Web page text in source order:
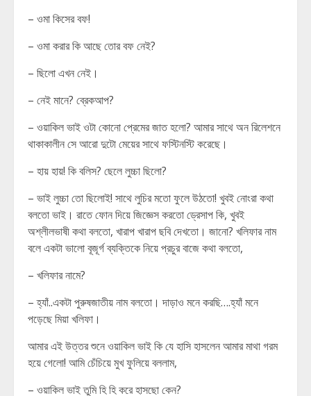
– ওমা কিসের বফ!
– ওমা করার কি আছে তোর বফ নেই?
– ছিলো এখন নেই।
– নেই মানে? ব্রেকআপ?
– ওয়াকিল ভাই ওটা কোনো প্রেমের জাত হলো? আমার সাথে অন রিলেশনে
থাকাকালীন সে আরো দুটো মেয়ের সাথে ফস্টিনস্টি করেছে।
– হায় হায়! কি বলিস? ছেলে লুচ্চা ছিলো?
– ভাই লুচ্চা তো ছিলোই! সাথে লুচির মতো ফুলে উঠতো! খুবই নোংরা কথা
বলতো ভাই। রাতে ফোন দিয়ে জিজ্ঞেস করতো ড্রেসাপ কি, খুবই
অশ্লীলভাষী কথা বলতো, খারাপ খারাপ ছবি দেখতো। জানো? খলিফার নাম
বলে একটা ভালো বূজূর্গ ব্যক্তিকে নিয়ে প্রচুর বাজে কথা বলতো,
– খলিফার নামে?
– হ্যাঁ..একটা পুরুষজাতীয় নাম বলতো। দাড়াও মনে করছি….হ্যাঁ মনে
পড়েছে মিয়া খলিফা।
আমার এই উত্তর শুনে ওয়াকিল ভাই কি যে হাসি হাসলেন আমার মাথা গরম
হয়ে গেলো! আমি চেঁচিয়ে মুখ ফুলিয়ে বললাম,
– ওয়াকিল ভাই তুমি হি হি করে হাসছো কেন?